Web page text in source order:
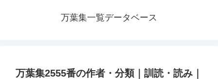
万葉集一覧データベース
万葉集2555番の作者・分類｜訓読・読み｜